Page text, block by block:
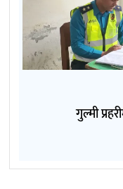
गुल्मी